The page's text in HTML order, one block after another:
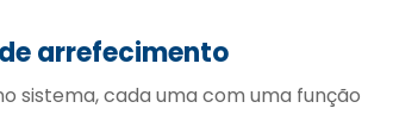
arrefecimento
sistema, cada uma com uma função